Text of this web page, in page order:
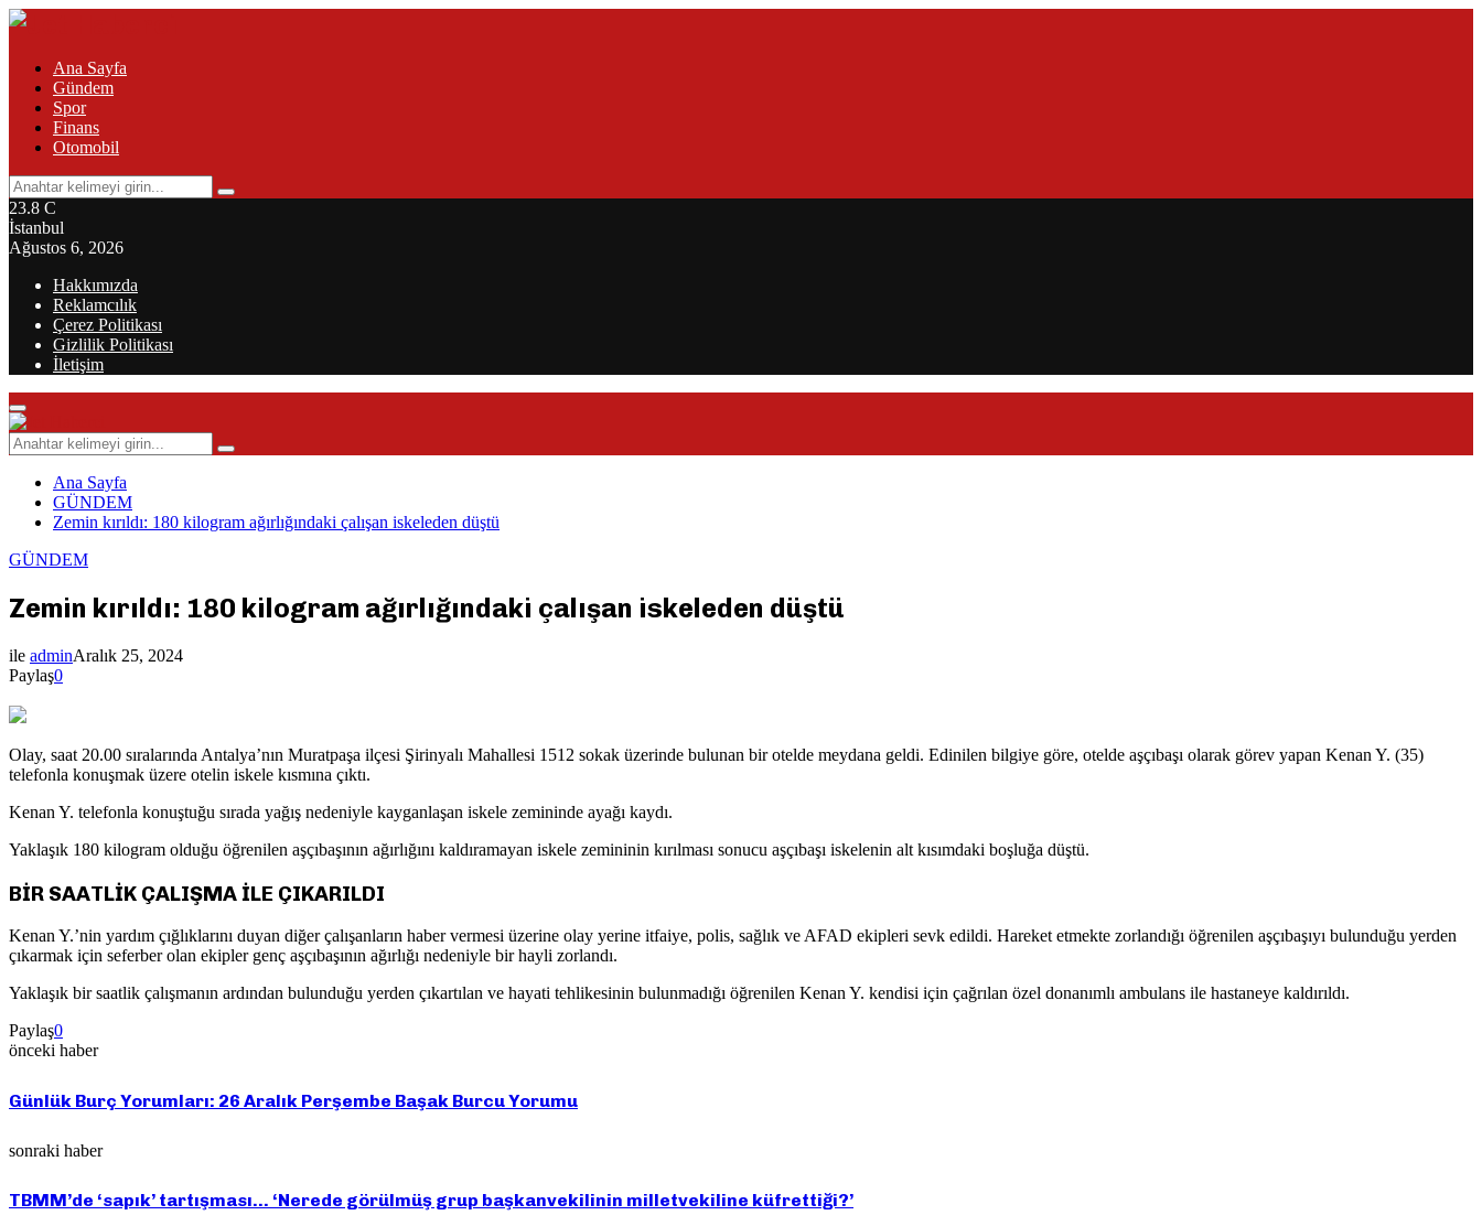
Ana Sayfa
Gündem
Spor
Finans
Otomobil
Search
for:
Search
23.8 C
İstanbul
Ağustos 6, 2026
Hakkımızda
Reklamcılık
Çerez Politikası
Gizlilik Politikası
İletişim
Primary
Menu
Search
for:
Search
Ana Sayfa
GÜNDEM
Zemin kırıldı: 180 kilogram ağırlığındaki çalışan iskeleden düştü
GÜNDEM
Zemin kırıldı: 180 kilogram ağırlığındaki çalışan iskeleden düştü
ile adminAralık 25, 2024
Paylaş0
Olay, saat 20.00 sıralarında Antalya’nın Muratpaşa ilçesi Şirinyalı Mahallesi 1512 sokak üzerinde bulunan bir otelde meydana geldi. Edinilen bilgiye göre, otelde aşçıbaşı olarak görev yapan Kenan Y. (35)
telefonla konuşmak üzere otelin iskele kısmına çıktı.
Kenan Y. telefonla konuştuğu sırada yağış nedeniyle kayganlaşan iskele zemininde ayağı kaydı.
Yaklaşık 180 kilogram olduğu öğrenilen aşçıbaşının ağırlığını kaldıramayan iskele zemininin kırılması sonucu aşçıbaşı iskelenin alt kısımdaki boşluğa düştü.
BİR SAATLİK ÇALIŞMA İLE ÇIKARILDI
Kenan Y.’nin yardım çığlıklarını duyan diğer çalışanların haber vermesi üzerine olay yerine itfaiye, polis, sağlık ve AFAD ekipleri sevk edildi. Hareket etmekte zorlandığı öğrenilen aşçıbaşıyı bulunduğu yerden
çıkarmak için seferber olan ekipler genç aşçıbaşının ağırlığı nedeniyle bir hayli zorlandı.
Yaklaşık bir saatlik çalışmanın ardından bulunduğu yerden çıkartılan ve hayati tehlikesinin bulunmadığı öğrenilen Kenan Y. kendisi için çağrılan özel donanımlı ambulans ile hastaneye kaldırıldı.
Paylaş0
önceki haber
Günlük Burç Yorumları: 26 Aralık Perşembe Başak Burcu Yorumu
sonraki haber
TBMM’de ‘sapık’ tartışması… ‘Nerede görülmüş grup başkanvekilinin milletvekiline küfrettiği?’